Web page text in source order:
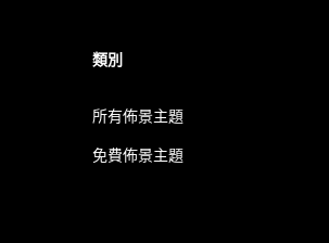
類別
所有佈景主題
免費佈景主題